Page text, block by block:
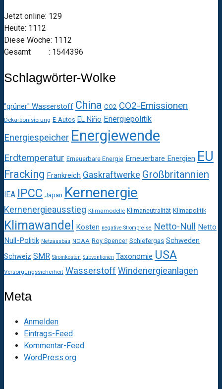
Jetzt online: 129
Heute: 1112
Diese Woche: 1112
Gesamt : 1544396
Schlagwörter-Wolke
"grüner" Wasserstoff China CO2 CO2-Emissionen
Dekarbonisierung E-Autos EL Niño Energiepolitik
Energiespeicher Energiewende
Erdtemperatur Erneuerbare Energie Erneuerbare Energien EU
Fracking Frankreich Gaskraftwerke Großbritannien
IEA IPCC Japan Kernenergie
Kernenergieausstieg Klimamodelle Klimaneutralität Klimapolitik
Klimawandel Kosten negative Strompreise Netto-Null Netto
Null-Politik Netzausbau NOAA Roy Spencer Schiefergas Schweden
Schweiz SMR Stromkosten Subventionen Taxonomie USA
Versorgungssicherheit Wasserstoff Windenergieanlagen
Meta
Anmelden
Eintrags-Feed
Kommentar-Feed
WordPress.org